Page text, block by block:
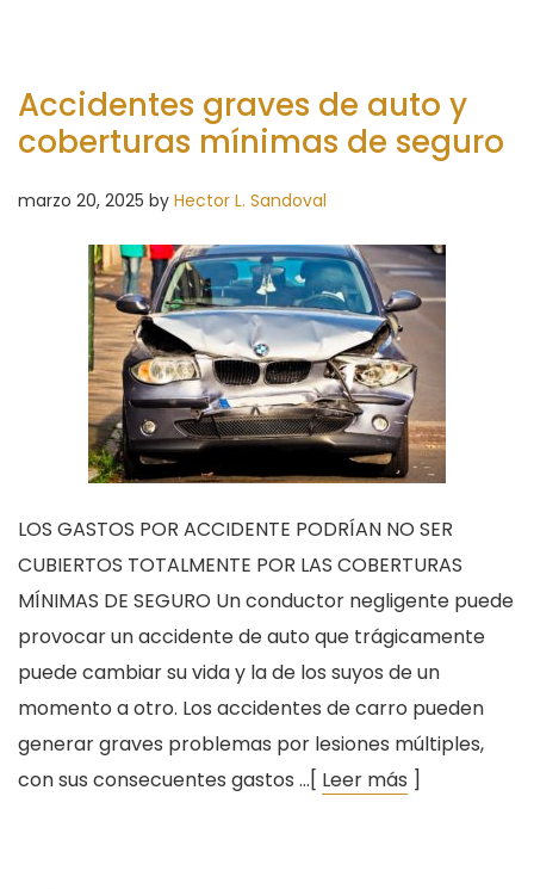
Accidentes graves de auto y
coberturas mínimas de seguro
marzo 20, 2025 by Hector L. Sandoval
LOS GASTOS POR ACCIDENTE PODRÍAN NO SER
CUBIERTOS TOTALMENTE POR LAS COBERTURAS
MÍNIMAS DE SEGURO Un conductor negligente puede
provocar un accidente de auto que trágicamente
puede cambiar su vida y la de los suyos de un
momento a otro. Los accidentes de carro pueden
generar graves problemas por lesiones múltiples,
con sus consecuentes gastos …[ Leer más ]